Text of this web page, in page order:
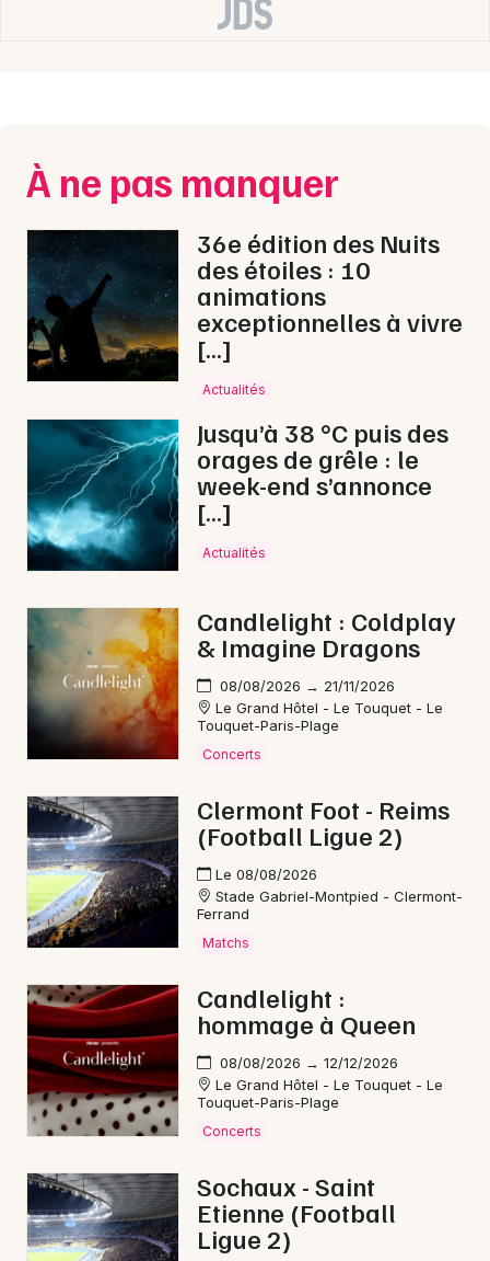
Choisir mes départements
Mon email
Je m'abonne
À ne pas manquer
36e édition des Nuits
des étoiles : 10
animations
exceptionnelles à vivre
[…]
Actualités
Jusqu’à 38 °C puis des
orages de grêle : le
week-end s’annonce
[…]
Actualités
Candlelight : Coldplay
& Imagine Dragons
08/08/2026 → 21/11/2026
Le Grand Hôtel - Le Touquet - Le
Touquet-Paris-Plage
Concerts
Clermont Foot - Reims
(Football Ligue 2)
Le 08/08/2026
Stade Gabriel-Montpied - Clermont-
Ferrand
Matchs
Candlelight :
hommage à Queen
08/08/2026 → 12/12/2026
Le Grand Hôtel - Le Touquet - Le
Touquet-Paris-Plage
Concerts
Sochaux - Saint
Etienne (Football
Ligue 2)